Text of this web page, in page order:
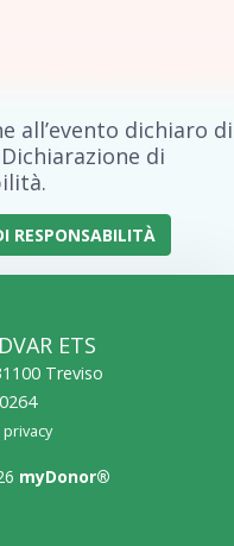
all’evento dichiaro di
di
RESPONSABILITÀ
ETS
Treviso
myDonor®